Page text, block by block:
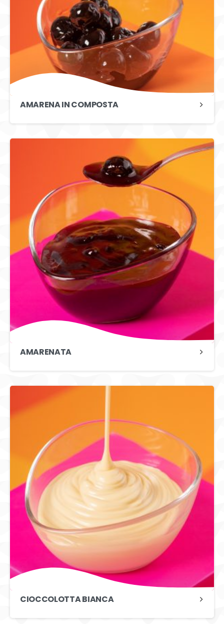
AMARENA IN COMPOSTA
AMARENATA
CIOCCOLOTTA BIANCA